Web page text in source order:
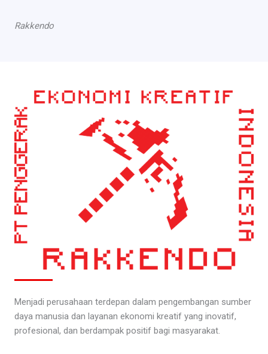
Rakkendo
Menjadi perusahaan terdepan dalam pengembangan sumber
daya manusia dan layanan ekonomi kreatif yang inovatif,
profesional, dan berdampak positif bagi masyarakat.